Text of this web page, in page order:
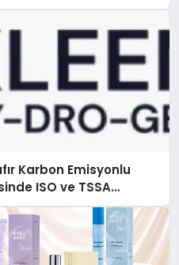
Karbon Emisyonlu
ISO ve TSSA